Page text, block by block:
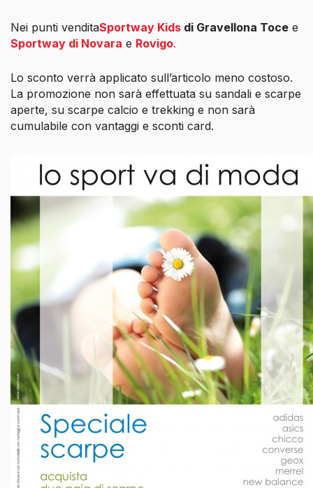
Nei punti venditaSportway Kids di Gravellona Toce e
Sportway di Novara e Rovigo.
Lo sconto verrà applicato sull’articolo meno costoso.
La promozione non sarà effettuata su sandali e scarpe
aperte, su scarpe calcio e trekking e non sarà
cumulabile con vantaggi e sconti card.